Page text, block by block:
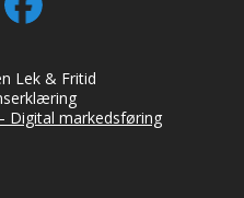
Lek & Fritid
Digital markedsføring